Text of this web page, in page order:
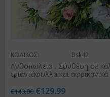
ΚΩΔΙΚΟΣ: Bsk42
Ανθοπωλείο . Σύνθεση σε
τριαντάφυλλα και
€140.00 €129.99